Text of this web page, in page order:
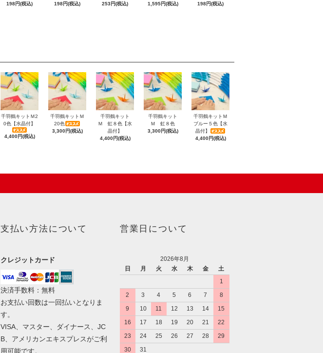
198円(税込)
198円(税込)
253円(税込)
1,595円(税込)
198円(税込)
千羽鶴キットＭ2
0色【水晶付】
4,400円(税込)
千羽鶴キットＭ
20色
3,300円(税込)
千羽鶴キット
Ｍ 虹８色【水
晶付】
4,400円(税込)
千羽鶴キット
Ｍ 虹８色
3,300円(税込)
千羽鶴キットＭ
ブルー５色【水
晶付】
4,400円(税込)
支払い方法について
クレジットカード
決済手数料：無料
お支払い回数は一回払いとなりま
す。
VISA、マスター、ダイナース、JC
B、アメリカンエキスプレスがご利
用可能です。
営業日について
2026年8月
日
月 火 水 木 金
土
1
2
3 4 5 6 7
8
9
10 11 12 13 14
15
16
17 18 19 20 21
22
23
24 25 26 27 28
29
30
31